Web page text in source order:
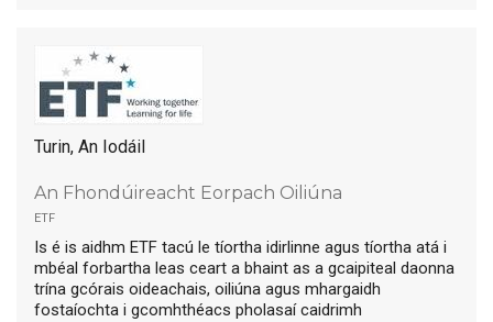
Turin, An Iodáil
An Fhondúireacht Eorpach Oiliúna
etf
Is é is aidhm ETF tacú le tíortha idirlinne agus tíortha atá i
mbéal forbartha leas ceart a bhaint as a gcaipiteal daonna
trína gcórais oideachais, oiliúna agus mhargaidh
fostaíochta i gcomhthéacs pholasaí caidrimh